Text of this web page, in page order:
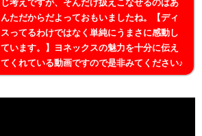
じ考えですが、そんだけ扱えこなせるのはあ
んただからだよっておもいましたね。【ディ
スってるわけではなく単純にうまさに感動し
ています。】ヨネックスの魅力を十分に伝え
てくれている動画ですので是非みてください♪